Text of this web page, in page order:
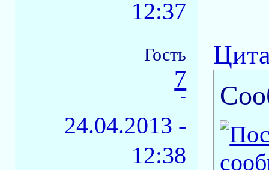
12:37
Гость
7
-
24.04.2013 -
12:38